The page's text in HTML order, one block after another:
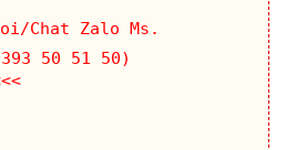
Chat Zalo Ms.
50 51 50)